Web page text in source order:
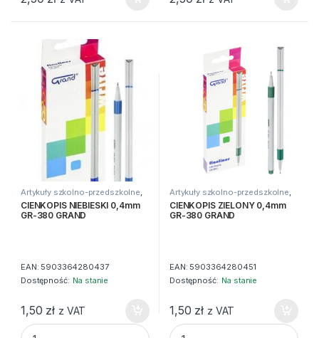
Artykuły szkolno-przedszkolne,
Długopisy,Do pisania, Zwykłe
CIENKOPIS NIEBIESKI 0,4mm
GR-380 GRAND
EAN: 5903364280437
Dostępność: Na stanie
1,50 zł z VAT
CIENKOPIS NIEBIESKI 0,4mm GR-380 GRAND quantity
Artykuły szkolno-przedszkolne,
Długopisy,Do pisania,Zwykłe
CIENKOPIS ZIELONY 0,4mm
GR-380 GRAND
EAN: 5903364280451
Dostępność: Na stanie
1,50 zł z VAT
CIENKOPIS ZIELONY 0,4mm